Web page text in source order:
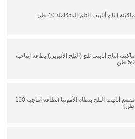
ماكينة إنتاج أنابيب الثلج المتكاملة 40 طن
ماكينة إنتاج أنابيب ثلج (الثلج الأنبوبي) بطاقة إنتاجية
50 طن
مصنع أنابيب الثلج بنظام الأمونيا (بطاقة إنتاجية 100
طن)